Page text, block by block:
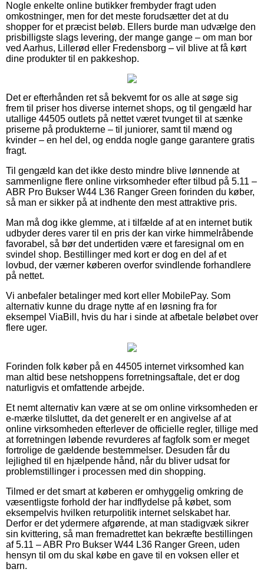
Nogle enkelte online butikker frembyder fragt uden
omkostninger, men for det meste forudsætter det at du
shopper for et præcist beløb. Ellers burde man udvælge den
prisbilligste slags levering, der mange gange – om man bor
ved Aarhus, Lillerød eller Fredensborg – vil blive at få kørt
dine produkter til en pakkeshop.
Det er efterhånden ret så bekvemt for os alle at søge sig
frem til priser hos diverse internet shops, og til gengæld har
utallige 44505 outlets på nettet været tvunget til at sænke
priserne på produkterne – til juniorer, samt til mænd og
kvinder – en hel del, og endda nogle gange garantere gratis
fragt.
Til gengæld kan det ikke desto mindre blive lønnende at
sammenligne flere online virksomheder efter tilbud på 5.11 –
ABR Pro Bukser W44 L36 Ranger Green forinden du køber,
så man er sikker på at indhente den mest attraktive pris.
Man må dog ikke glemme, at i tilfælde af at en internet butik
udbyder deres varer til en pris der kan virke himmelråbende
favorabel, så bør det undertiden være et faresignal om en
svindel shop. Bestillinger med kort er dog en del af et
lovbud, der værner køberen overfor svindlende forhandlere
på nettet.
Vi anbefaler betalinger med kort eller MobilePay. Som
alternativ kunne du drage nytte af en løsning fra for
eksempel ViaBill, hvis du har i sinde at afbetale beløbet over
flere uger.
Forinden folk køber på en 44505 internet virksomhed kan
man altid bese netshoppens forretningsaftale, det er dog
naturligvis et omfattende arbejde.
Et nemt alternativ kan være at se om online virksomheden er
e-mærke tilsluttet, da det generelt er en angivelse af at
online virksomheden efterlever de officielle regler, tillige med
at forretningen løbende revurderes af fagfolk som er meget
fortrolige de gældende bestemmelser. Desuden får du
lejlighed til en hjælpende hånd, når du bliver udsat for
problemstillinger i processen med din shopping.
Tilmed er det smart at køberen er omhyggelig omkring de
væsentligste forhold der har indflydelse på købet, som
eksempelvis hvilken returpolitik internet selskabet har.
Derfor er det ydermere afgørende, at man stadigvæk sikrer
sin kvittering, så man fremadrettet kan bekræfte bestillingen
af 5.11 – ABR Pro Bukser W44 L36 Ranger Green, uden
hensyn til om du skal købe en gave til en voksen eller et
barn.